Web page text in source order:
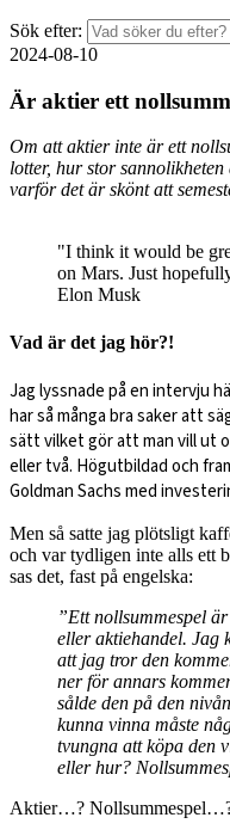
Sök efter:
2024-08-10
Är aktier ett
Om att aktier inte är ett
lotter, hur stor
varför det är skönt att
"I think it would be
on Mars. Just
Elon Musk
Vad är det jag hör?!
Jag lyssnade på en intervju
har så många bra saker att
sätt vilket gör att man vill ut
eller två. Högutbildad och
Goldman Sachs med
Men så satte jag plötsligt
och var tydligen inte alls ett
sas det, fast på engelska:
”Ett nollsummespel
eller aktiehandel. Jag
att jag tror den
ner för annars
sålde den på den
kunna vinna måste
tvungna att köpa den
eller hur?
Aktier…?